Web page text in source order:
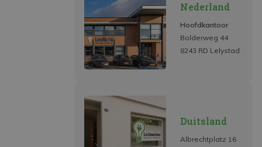
Nederland
Hoofdkantoor
Bolderweg 44
8243 RD Lelystad
Duitsland
Albrechtplatz 16